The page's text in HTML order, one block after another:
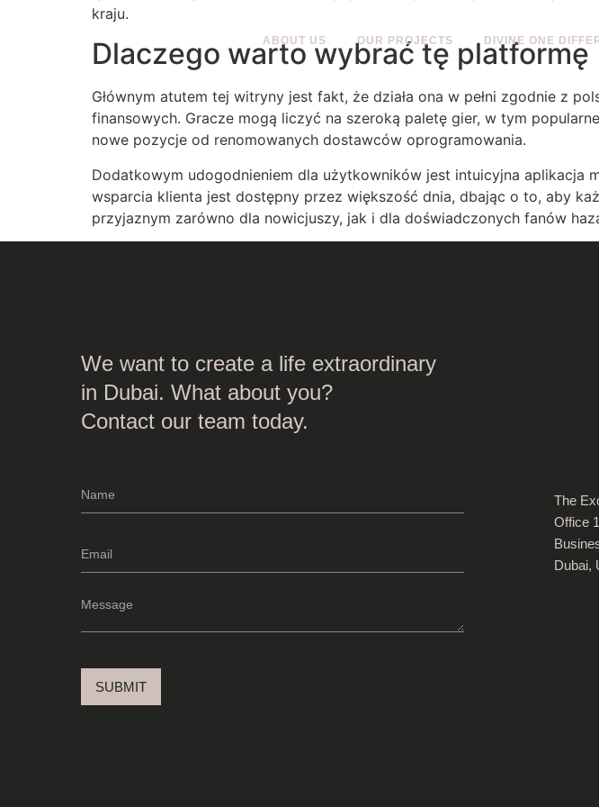
ABOUT US OUR PROJECTS DIVINE ONE
kraju.
Dlaczego warto wybrać tę platformę
Głównym atutem tej witryny jest fakt, że działa ona w pełni zgodnie z
finansowych. Gracze mogą liczyć na szeroką paletę gier, w tym
nowe pozycje od renomowanych dostawców oprogramowania.
Dodatkowym udogodnieniem dla użytkowników jest intuicyjna aplikacja
wsparcia klienta jest dostępny przez większość dnia, dbając o to, aby
przyjaznym zarówno dla nowicjuszy, jak i dla doświadczonych fanów
We want to create a life extraordinary
in Dubai. What about you?
Contact our team today.
SUBMIT
The
Office
Dubai,